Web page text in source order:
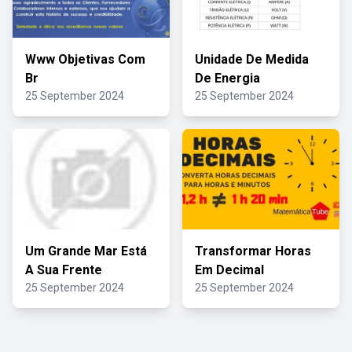
Www Objetivas Com
Br
25 September 2024
Unidade De Medida
De Energia
25 September 2024
Um Grande Mar Está
A Sua Frente
25 September 2024
Transformar Horas
Em Decimal
25 September 2024